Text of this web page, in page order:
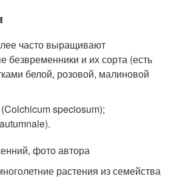
часто выращивают
безвременники и их сорта (есть
белой, розовой, малиновой
speciosum);
фото автора
растения из семейства